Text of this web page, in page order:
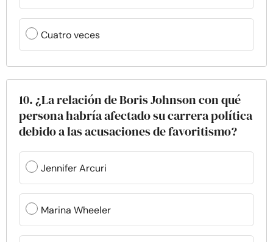
Cuatro veces
10. ¿La relación de Boris Johnson con qué
persona habría afectado su carrera política
debido a las acusaciones de favoritismo?
Jennifer Arcuri
Marina Wheeler